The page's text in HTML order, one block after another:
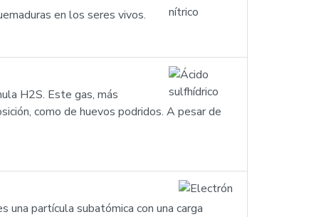
en los seres vivos.
H2S. Este gas, más
como de huevos podridos. A pesar de
partícula subatómica con una carga